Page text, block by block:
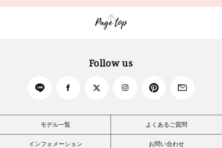
Page top
Follow us
モデル一覧 よくあるご質問
インフォメーション お問い合わせ